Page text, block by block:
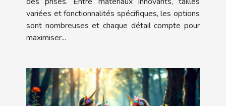
variées et fonctionnalités spécifiques, les options
sont nombreuses et chaque détail compte pour
maximiser...